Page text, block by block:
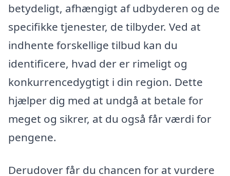
betydeligt, afhængigt af udbyderen og de
specifikke tjenester, de tilbyder. Ved at
indhente forskellige tilbud kan du
identificere, hvad der er rimeligt og
konkurrencedygtigt i din region. Dette
hjælper dig med at undgå at betale for
meget og sikrer, at du også får værdi for
pengene.
Derudover får du chancen for at vurdere